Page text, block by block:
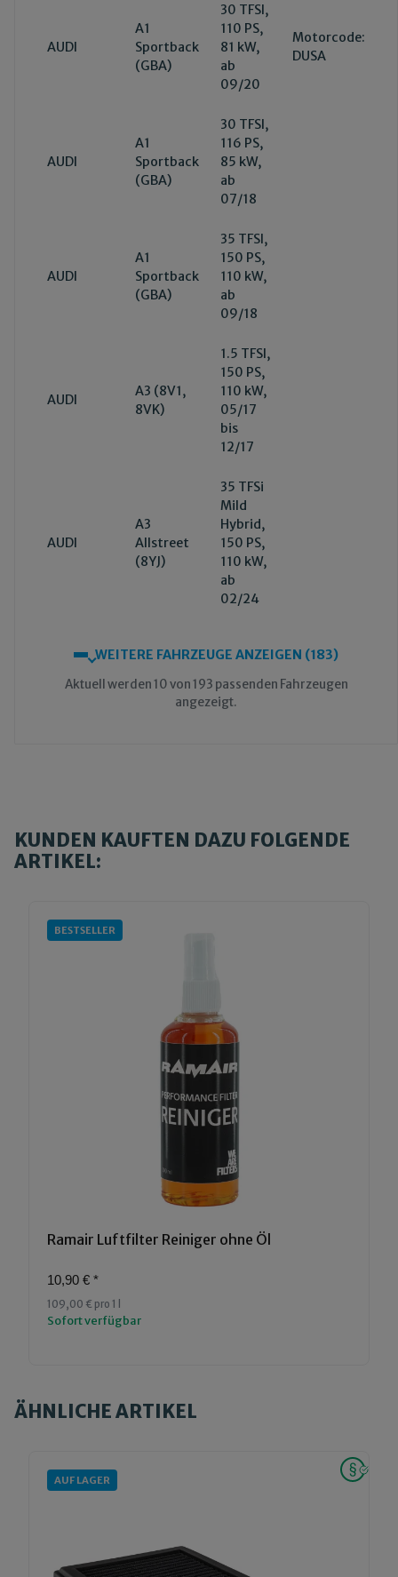
AUDI
A1
Sportback
(GBA)
30 TFSI,
110 PS,
81 kW,
ab
09/20
Motorcode:
DUSA
AUDI
A1
Sportback
(GBA)
30 TFSI,
116 PS,
85 kW,
ab
07/18
AUDI
A1
Sportback
(GBA)
35 TFSI,
150 PS,
110 kW,
ab
09/18
AUDI
A3 (8V1,
8VK)
1.5 TFSI,
150 PS,
110 kW,
05/17
bis
12/17
AUDI
A3
Allstreet
(8YJ)
35 TFSi
Mild
Hybrid,
150 PS,
110 kW,
ab
02/24
WEITERE FAHRZEUGE ANZEIGEN (183)
Aktuell werden 10 von 193 passenden Fahrzeugen
angezeigt.
KUNDEN KAUFTEN DAZU FOLGENDE
ARTIKEL:
BESTSELLER
Ramair Luftfilter Reiniger ohne Öl
10,90 € *
109,00 € pro 1 l
Sofort verfügbar
ÄHNLICHE ARTIKEL
AUF LAGER